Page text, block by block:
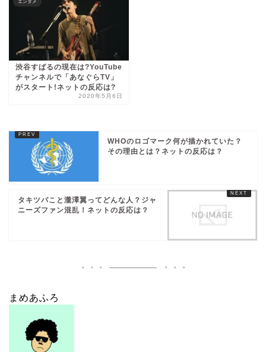
エンタメ
渋谷すばるの現在は?YouTube
チャンネルで「あなぐらTV」
がスタート!ネットの反応は?
2020年5月6日
WHOのロゴマーク何が描かれていた？
その理由とは？ネットの反応は？
タキツバこと瀧澤翼ってどんな人？ジャ
ニーズファン混乱！ネットの反応は？
まめあふろ